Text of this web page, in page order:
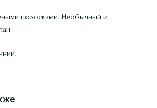
полосками. Необычный и